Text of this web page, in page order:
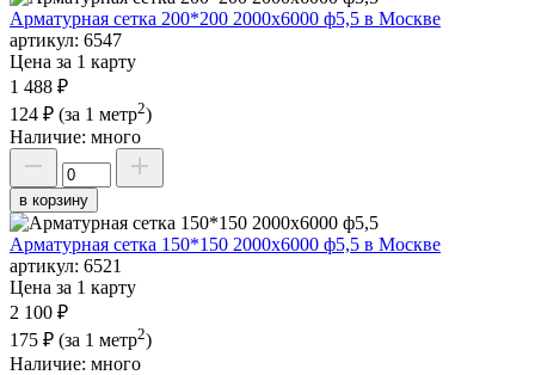
Арматурная сетка 200*200 2000х6000 ф5,5 в Москве
артикул: 6547
Цена за 1 карту
1 488 ₽
124 ₽ (за 1 метр2)
Наличие: много
в корзину
Арматурная сетка 150*150 2000х6000 ф5,5 в Москве
артикул: 6521
Цена за 1 карту
2 100 ₽
175 ₽ (за 1 метр2)
Наличие: много